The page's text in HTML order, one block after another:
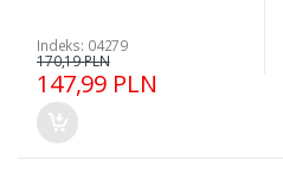
Indeks: 04279
147,99 PLN
170,19 PLN